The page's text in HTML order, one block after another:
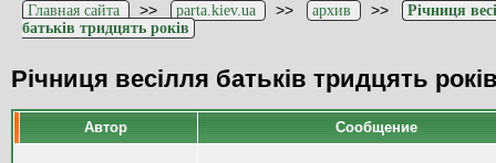
Главная сайта >> parta.kiev.ua >> архив >>
Річниця
батьків тридцять років
Річниця весілля батьків тридцять
Автор Сообщение